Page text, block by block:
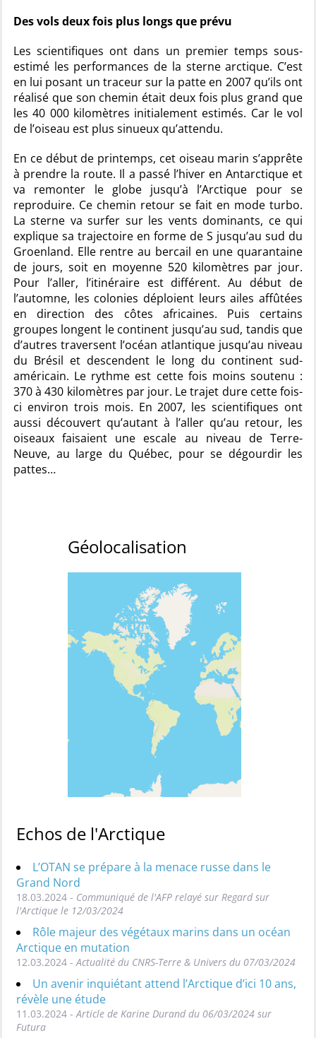
Des vols deux fois plus longs que prévu
Les scientifiques ont dans un premier temps sous-
estimé les performances de la sterne arctique. C’est
en lui posant un traceur sur la patte en 2007 qu’ils ont
réalisé que son chemin était deux fois plus grand que
les 40 000 kilomètres initialement estimés. Car le vol
de l’oiseau est plus sinueux qu’attendu.
En ce début de printemps, cet oiseau marin s’apprête
à prendre la route. Il a passé l’hiver en Antarctique et
va remonter le globe jusqu’à l’Arctique pour se
reproduire. Ce chemin retour se fait en mode turbo.
La sterne va surfer sur les vents dominants, ce qui
explique sa trajectoire en forme de S jusqu’au sud du
Groenland. Elle rentre au bercail en une quarantaine
de jours, soit en moyenne 520 kilomètres par jour.
Pour l’aller, l’itinéraire est différent. Au début de
l’automne, les colonies déploient leurs ailes affûtées
en direction des côtes africaines. Puis certains
groupes longent le continent jusqu’au sud, tandis que
d’autres traversent l’océan atlantique jusqu’au niveau
du Brésil et descendent le long du continent sud-
américain. Le rythme est cette fois moins soutenu :
370 à 430 kilomètres par jour. Le trajet dure cette fois-
ci environ trois mois. En 2007, les scientifiques ont
aussi découvert qu’autant à l’aller qu’au retour, les
oiseaux faisaient une escale au niveau de Terre-
Neuve, au large du Québec, pour se dégourdir les
pattes…
Géolocalisation
Echos de l'Arctique
L’OTAN se prépare à la menace russe dans le
Grand Nord
18.03.2024 - Communiqué de l'AFP relayé sur Regard sur
l'Arctique le 12/03/2024
Rôle majeur des végétaux marins dans un océan
Arctique en mutation
12.03.2024 - Actualité du CNRS-Terre & Univers du 07/03/2024
Un avenir inquiétant attend l’Arctique d’ici 10 ans,
révèle une étude
11.03.2024 - Article de Karine Durand du 06/03/2024 sur
Futura